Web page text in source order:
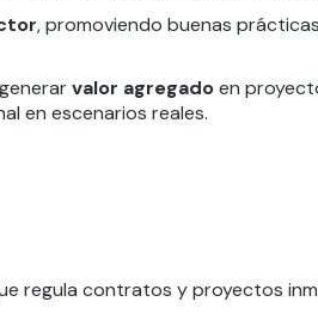
, promoviendo buenas
valor agregadoen
en escenarios reales.
regula contratos y proyectos